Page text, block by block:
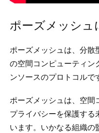
ポーズメッシュ
ポーズメッシュは、分散
の空間コンピューティン
ンソースのプロトコルで
ポーズメッシュは、空間
プライバシーを保護する
います。いかなる組織の